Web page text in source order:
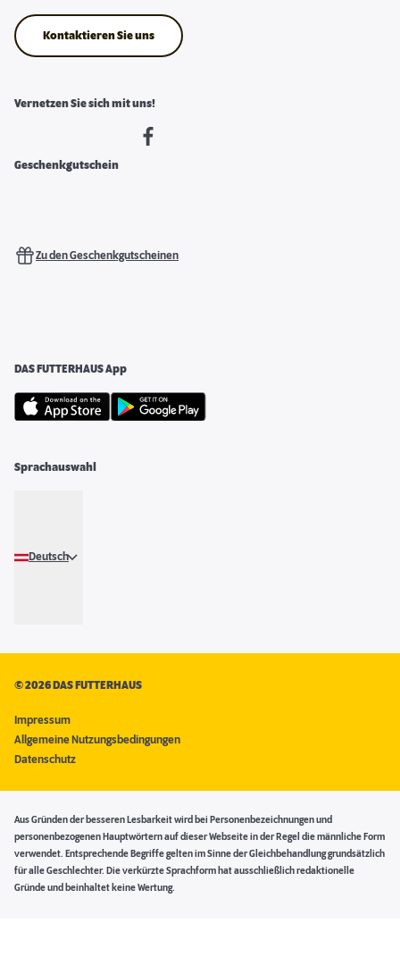
Kontaktieren Sie uns
Vernetzen Sie sich mit uns!
Geschenkgutschein
Zu den Geschenkgutscheinen
DAS FUTTERHAUS App
Sprachauswahl
Deutsch
©2026 DAS FUTTERHAUS
Impressum
Allgemeine Nutzungsbedingungen
Datenschutz
Aus Gründen der besseren Lesbarkeit wird bei Personenbezeichnungen und
personenbezogenen Hauptwörtern auf dieser Webseite in der Regel die männliche Form
verwendet. Entsprechende Begriffe gelten im Sinne der Gleichbehandlung grundsätzlich
für alle Geschlechter. Die verkürzte Sprachform hat ausschließlich redaktionelle
Gründe und beinhaltet keine Wertung.